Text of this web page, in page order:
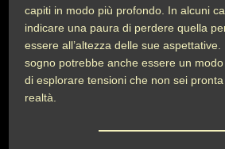
capiti in modo più profondo. In alcuni
indicare una paura di perdere quella
essere all’altezza delle sue aspettative.
sogno potrebbe anche essere un
di esplorare tensioni che non sei
realtà.